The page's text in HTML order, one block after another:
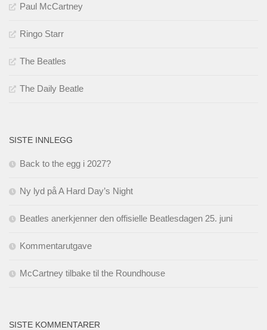
Paul McCartney
Ringo Starr
The Beatles
The Daily Beatle
SISTE INNLEGG
Back to the egg i 2027?
Ny lyd på A Hard Day’s Night
Beatles anerkjenner den offisielle Beatlesdagen 25. juni
Kommentarutgave
McCartney tilbake til the Roundhouse
SISTE KOMMENTARER